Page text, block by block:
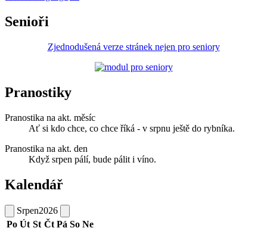
Senioři
Zjednodušená verze stránek nejen pro seniory
Pranostiky
Pranostika na akt. měsíc
Ať si kdo chce, co chce říká - v srpnu ještě do rybníka.
Pranostika na akt. den
Když srpen pálí, bude pálit i víno.
Kalendář
Srpen2026
Po Út St Čt Pá So Ne